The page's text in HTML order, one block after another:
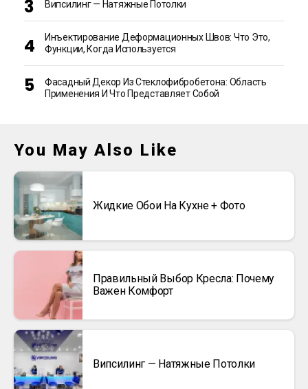
Випсилинг — Натяжные Потолки
Инъектирование Деформационных Швов: Что Это,
Функции, Когда Используется
Фасадный Декор Из Стеклофибробетона: Область
Применения И Что Представляет Собой
You May Also Like
Жидкие Обои На Кухне + Фото
Правильный Выбор Кресла: Почему
Важен Комфорт
Випсилинг — Натяжные Потолки